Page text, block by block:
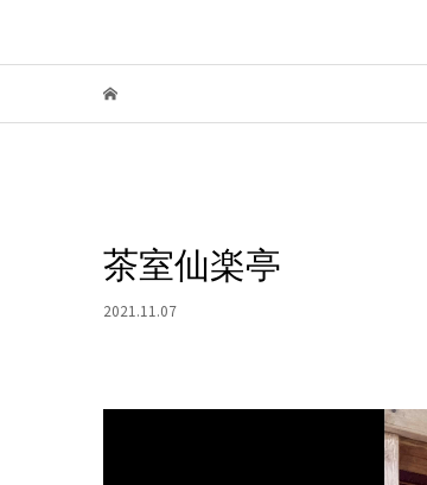
茶室仙楽亭
2021.11.07